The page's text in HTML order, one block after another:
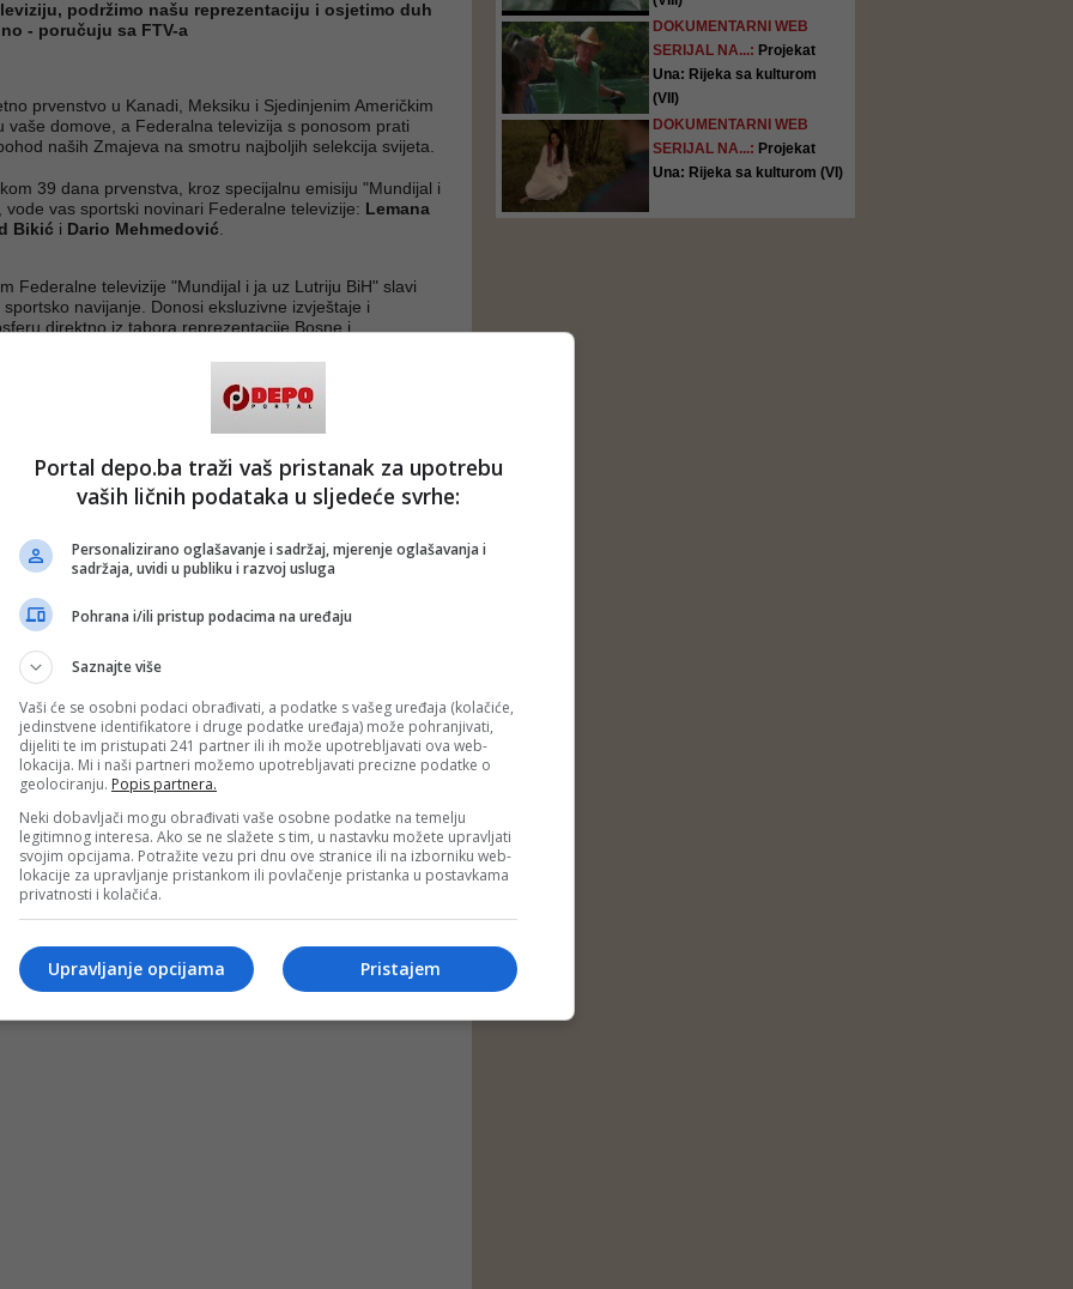
podržimo našu reprezentaciju i osjetimo duh
- poručuju sa FTV-a
prvenstvo u Kanadi, Meksiku i Sjedinjenim Američkim
vaše domove, a Federalna televizija s ponosom prati
naših Zmajeva na smotru najboljih selekcija svijeta.
39 dana prvenstva, kroz specijalnu emisiju "Mundijal i
vode vas sportski novinari Federalne televizije: Lemana
Bikić i Dario Mehmedović
Federalne televizije "Mundijal i ja uz Lutriju BiH" slavi
navijanje. Donosi eksluzivne izvještaje i
direktno iz tabora reprezentacije Bosne i
analize eminentnih domaćih i međunarodnih
U rubrici Pikanterijal nude se priče o legendarnim
i ja uz Lutriju BiH", Federalna televizija emitira i
o svjetskim nogometnim nacijama. Najveća
pretočena u “Fudbalske nacije” slavi folklor, heroje,
najutjecajnijih nogometnih nacija.
jula (ponedjeljak - petak u 17:30, vikendom u 18:00)
s nogometnim svijetom. Tih dana navijački zanos
atmosferu, a Bosna i Hercegovina bodrit će svoju
najizvrsnijim.
televiziju, podržimo našu reprezentaciju i osjetimo duh
- poručuju sa FTV-a.
društvenih mreža TwitteriFacebook
DOKUMENTARNI WEB
SERIJAL NA...: Projekat
Una: Rijeka sa kulturom
(VII)
DOKUMENTARNI WEB
SERIJAL NA...: Projekat
Una: Rijeka sa kulturom (VI)
Portal depo.ba traži vaš pristanak za upotrebu
vaših ličnih podataka u sljedeće svrhe:
Personalizirano oglašavanje i sadržaj, mjerenje oglašavanja i
sadržaja, uvidi u publiku i razvoj usluga
Pohrana i/ili pristup podacima na uređaju
Saznajte više
Vaši će se osobni podaci obrađivati, a podatke s vašeg uređaja (kolačiće,
jedinstvene identifikatore i druge podatke uređaja) može pohranjivati,
dijeliti te im pristupati 241 partner ili ih može upotrebljavati ova web-
lokacija. Mi i naši partneri možemo upotrebljavati precizne podatke o
geolociranju. Popis partnera.
Neki dobavljači mogu obrađivati vaše osobne podatke na temelju
legitimnog interesa. Ako se ne slažete s tim, u nastavku možete upravljati
svojim opcijama. Potražite vezu pri dnu ove stranice ili na izborniku web-
lokacije za upravljanje pristankom ili povlačenje pristanka u postavkama
privatnosti i kolačića.
Pristajem
Upravljanje opcijama